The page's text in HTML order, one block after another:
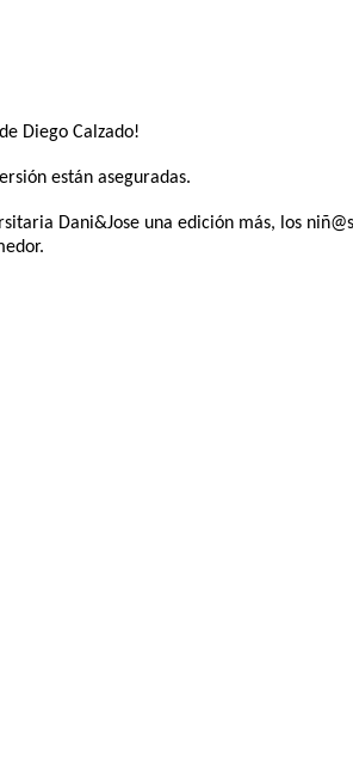
Diego Calzado!
están aseguradas.
Dani&Jose una edición más, los